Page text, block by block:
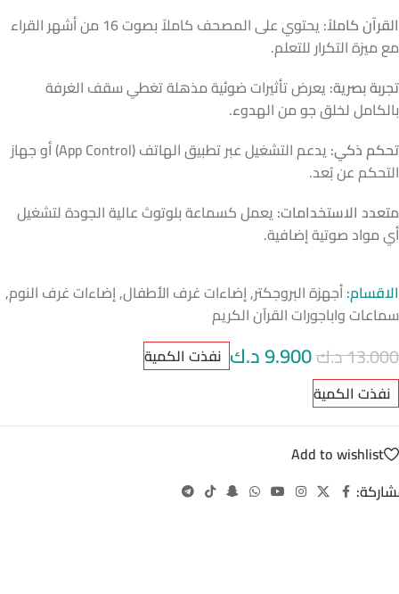
القرآن كاملاً:
يحتوي على المصحف كاملاً بصوت 16 من أشهر القراء
مع ميزة التكرار للتعلم.
تجربة بصرية:يعرض تأثيرات ضوئية مذهلة تغطي سقف الغرفة
بالكامل لخلق جو من الهدوء.
تحكم ذكي:
يدعم التشغيل عبر تطبيق الهاتف (App Control) أو جهاز
التحكم عن بُعد.
متعدد الاستخدامات:يعمل كسماعة بلوتوث عالية الجودة لتشغيل
أي مواد صوتية إضافية.
الاقسام:أجهزة البروجكتر,إضاءات غرف الأطفال,إضاءات غرف النوم,
سماعات واباجورات القرآن الكريم
13.000د.ك9.900د.ك نفذت الكمية
نفذت الكمية
Add to wishlist